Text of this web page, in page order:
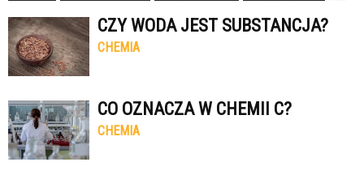
CZY WODA JEST SUBSTANCJA?
CHEMIA
CO OZNACZA W CHEMII C?
CHEMIA